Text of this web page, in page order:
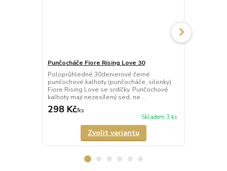
Punčocháče Fiore Rising Love 30
Poloprůhledné 30denierové černé
punčochové kalhoty (punčocháče, silonky)
Fiore Rising Love se srdíčky. Punčochové
kalhoty mají nezesílený sed, ne...
298 Kč/ks
Skladem 3 ks
Zvolit variantu